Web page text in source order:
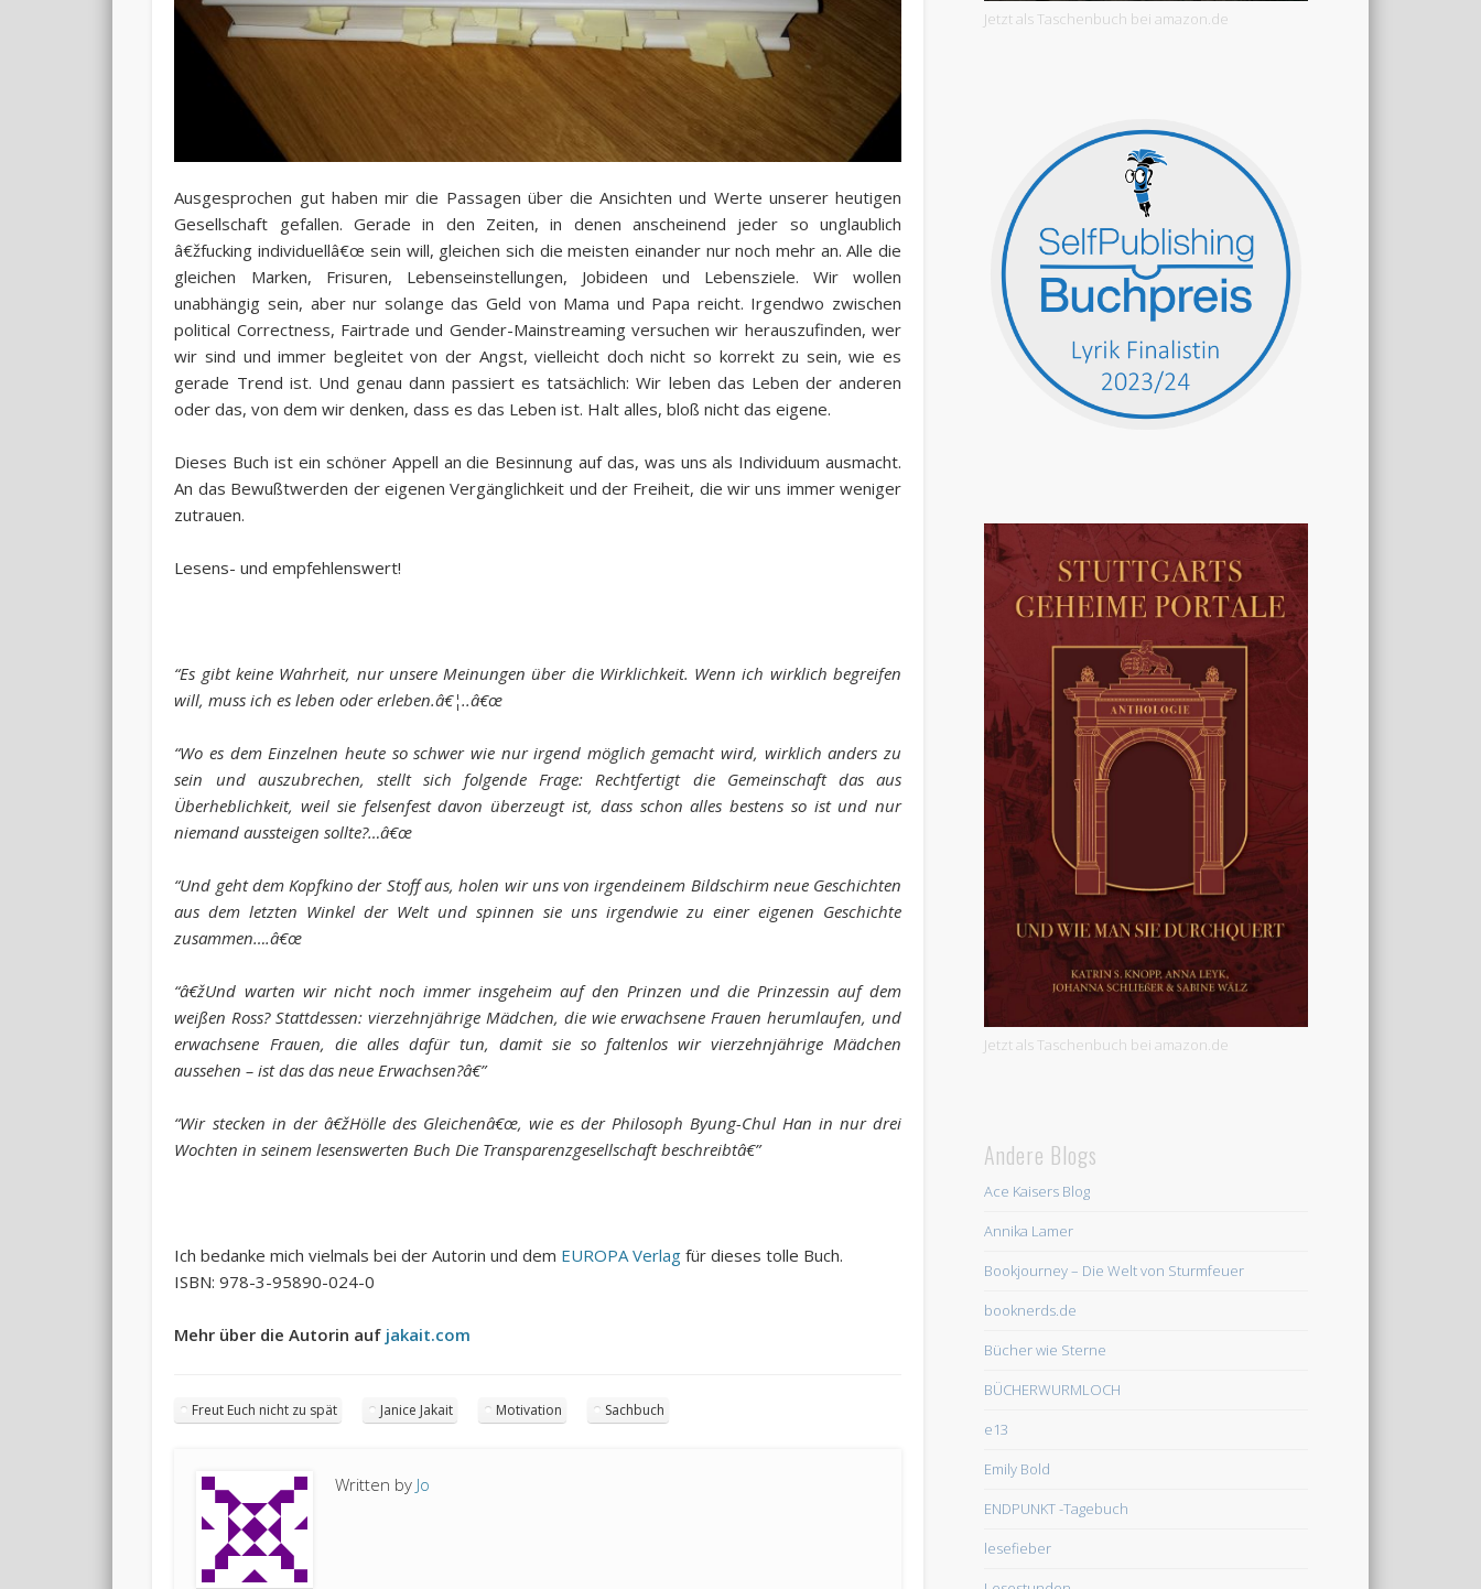
Ausgesprochen gut haben mir die Passagen über die Ansichten und Werte unserer heutigen
Gesellschaft gefallen. Gerade in den Zeiten, in denen anscheinend jeder so unglaublich
â€žfucking individuellâ€œ sein will, gleichen sich die meisten einander nur noch mehr an. Alle die
gleichen Marken, Frisuren, Lebenseinstellungen, Jobideen und Lebensziele. Wir wollen
unabhängig sein, aber nur solange das Geld von Mama und Papa reicht. Irgendwo zwischen
political Correctness, Fairtrade und Gender-Mainstreaming versuchen wir herauszufinden, wer
wir sind und immer begleitet von der Angst, vielleicht doch nicht so korrekt zu sein, wie es
gerade Trend ist. Und genau dann passiert es tatsächlich: Wir leben das Leben der anderen
oder das, von dem wir denken, dass es das Leben ist. Halt alles, bloß nicht das eigene.
Dieses Buch ist ein schöner Appell an die Besinnung auf das, was uns als Individuum ausmacht.
An das Bewußtwerden der eigenen Vergänglichkeit und der Freiheit, die wir uns immer weniger
zutrauen.
Lesens- und empfehlenswert!
“Es gibt keine Wahrheit, nur unsere Meinungen über die Wirklichkeit. Wenn ich wirklich begreifen
will, muss ich es leben oder erleben.â€¦..â€œ
“Wo es dem Einzelnen heute so schwer wie nur irgend möglich gemacht wird, wirklich anders zu
sein und auszubrechen, stellt sich folgende Frage: Rechtfertigt die Gemeinschaft das aus
Überheblichkeit, weil sie felsenfest davon überzeugt ist, dass schon alles bestens so ist und nur
niemand aussteigen sollte?…â€œ
“Und geht dem Kopfkino der Stoff aus, holen wir uns von irgendeinem Bildschirm neue Geschichten
aus dem letzten Winkel der Welt und spinnen sie uns irgendwie zu einer eigenen Geschichte
zusammen….â€œ
“â€žUnd warten wir nicht noch immer insgeheim auf den Prinzen und die Prinzessin auf dem
weißen Ross? Stattdessen: vierzehnjährige Mädchen, die wie erwachsene Frauen herumlaufen, und
erwachsene Frauen, die alles dafür tun, damit sie so faltenlos wir vierzehnjährige Mädchen
aussehen – ist das das neue Erwachsen?â€”
“Wir stecken in der â€žHölle des Gleichenâ€œ, wie es der Philosoph Byung-Chul Han in nur drei
Wochten in seinem lesenswerten Buch Die Transparenzgesellschaft beschreibtâ€”
Ich bedanke mich vielmals bei der Autorin und dem EUROPA Verlag für dieses tolle Buch.
ISBN: 978-3-95890-024-0
Mehr über die Autorin auf jakait.com
Freut Euch nicht zu spät Janice Jakait Motivation Sachbuch
Written by Jo
Jetzt als Taschenbuch bei amazon.de
Jetzt als Taschenbuch bei amazon.de
Andere Blogs
Ace Kaisers Blog
Annika Lamer
Bookjourney – Die Welt von Sturmfeuer
booknerds.de
Bücher wie Sterne
BÜCHERWURMLOCH
e13
Emily Bold
ENDPUNKT -Tagebuch
lesefieber